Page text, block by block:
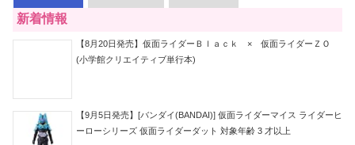
新着情報
【8月20日発売】仮面ライダーＢｌａｃｋ × 仮面ライダーＺＯ
(小学館クリエイティブ単行本)
【9月5日発売】[バンダイ(BANDAI)] 仮面ライダーマイス ライダーヒ
ーローシリーズ 仮面ライダーダット 対象年齢 3 才以上